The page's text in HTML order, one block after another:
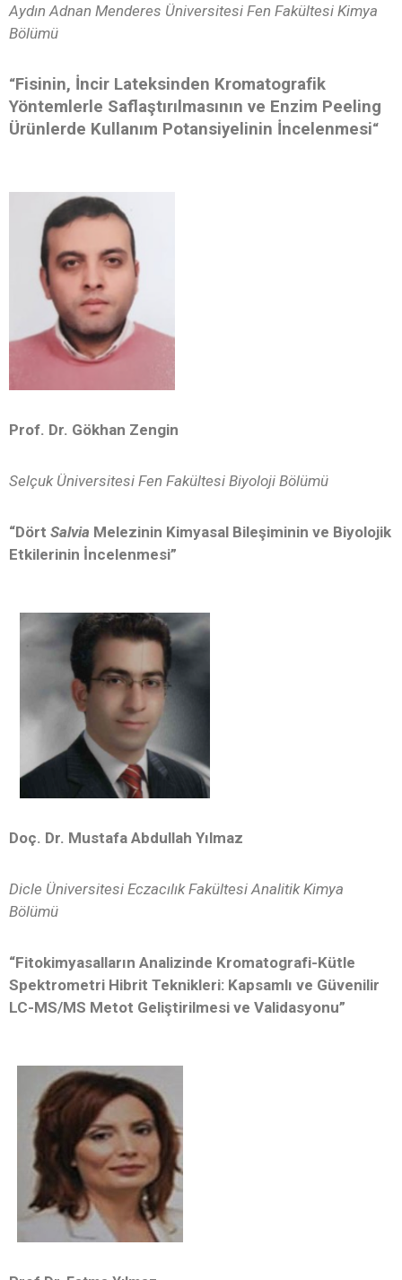
Aydın Adnan Menderes Üniversitesi Fen Fakültesi Kimya
Bölümü
“Fisinin, İncir Lateksinden Kromatografik
Yöntemlerle Saflaştırılmasının ve Enzim Peeling
Ürünlerde Kullanım Potansiyelinin İncelenmesi“
Prof. Dr. Gökhan Zengin
Selçuk Üniversitesi Fen Fakültesi Biyoloji Bölümü
“Dört Salvia Melezinin Kimyasal Bileşiminin ve Biyolojik
Etkilerinin İncelenmesi”
Doç. Dr. Mustafa Abdullah Yılmaz
Dicle Üniversitesi Eczacılık Fakültesi Analitik Kimya
Bölümü
“Fitokimyasalların Analizinde Kromatografi-Kütle
Spektrometri Hibrit Teknikleri: Kapsamlı ve Güvenilir
LC-MS/MS Metot Geliştirilmesi ve Validasyonu”